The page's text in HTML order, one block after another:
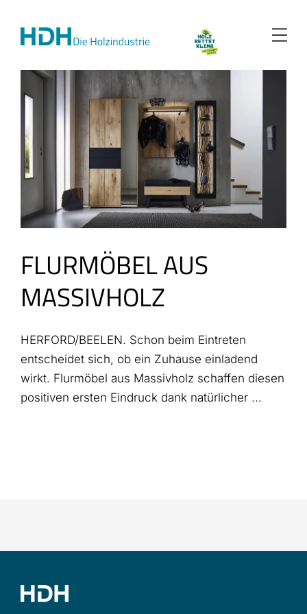
Inhalt
springen
FLURMÖBEL AUS
MASSIVHOLZ
HERFORD/BEELEN. Schon beim Eintreten
entscheidet sich, ob ein Zuhause einladend
wirkt. Flurmöbel aus Massivholz schaffen diesen
positiven ersten Eindruck dank natürlicher ...